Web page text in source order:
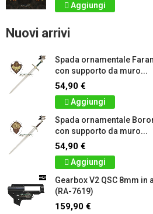
Aggiungi
Nuovi arrivi
Spada ornamentale
con supporto da muro...
54,90 €
Aggiungi
Spada ornamentale
con supporto da muro...
54,90 €
Aggiungi
Gearbox V2 QSC 8mm in
(RA-7619)
159,90 €